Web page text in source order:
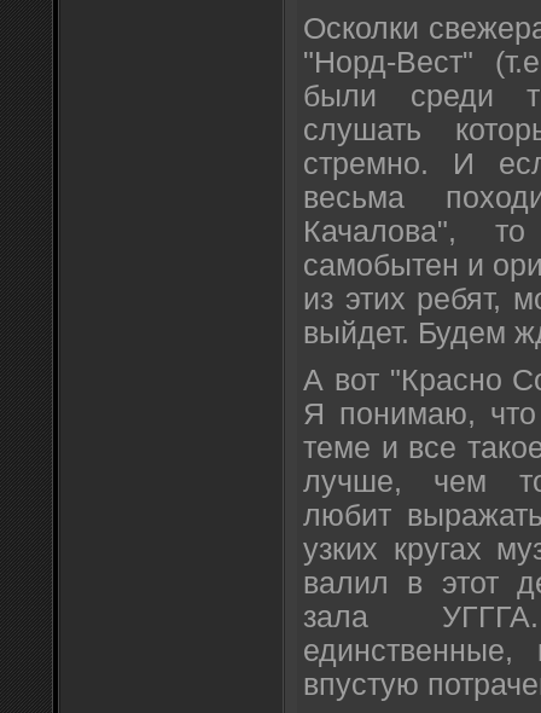
Осколки
"Норд-Вест"
были среди
слушать
стремно. И
весьма
Качалова", то
самобытен и
из этих ребят,
выйдет. Будем
А вот "Красно
Я понимаю,
теме и все
лучше, чем
любит
узких кругах
валил в этот
зала
впустую